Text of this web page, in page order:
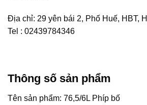
Địa chỉ: 29 yên bái 2, Phố Huế, HBT,
Tel : 02439784346
Thông số sản phẩm
Tên sản phẩm: 76,5/6L Phíp bố